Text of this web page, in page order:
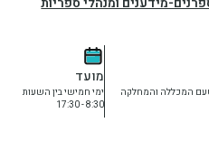
המכללה והמחלקה
מועד
ימי חמישי בין השעות
8:30 - 17:30